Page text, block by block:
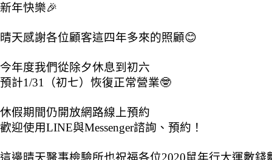
新年快樂🎉
晴天感謝各位顧客這四年多來的照顧😊
今年度我們從除夕休息到初六
預計1/31（初七）恢復正常營業🤓
休假期間仍開放網路線上預約
歡迎使用LINE與Messenger諮詢、預約！
這邊晴天醫事檢驗所也祝福各位2020鼠年行大運數錢